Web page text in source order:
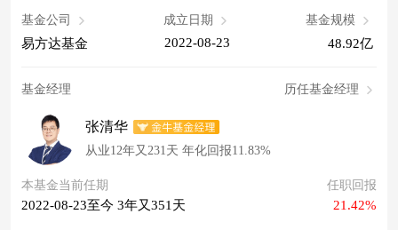
基金公司
易方达基金
成立日期
2022-08-23
基金规模
48.92亿
基金经理 历任基金经理
张清华
从业12年又231天 年化回报11.83%
本基金当前任期
2022-08-23至今 3年又351天
任职回报
21.42%